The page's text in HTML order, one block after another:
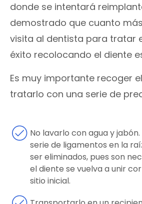
donde se intentará
demostrado que cuanto
visita al dentista para tratar
éxito recolocando el diente
Es muy importante recoger
tratarlo con una serie de
No lavarlo con agua y
serie de ligamentos en la
ser eliminados, pues son
el diente se vuelva a unir
sitio inicial.